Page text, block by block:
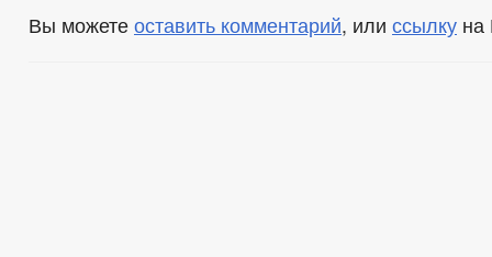
Вы можете оставить комментарий, или ссылку на